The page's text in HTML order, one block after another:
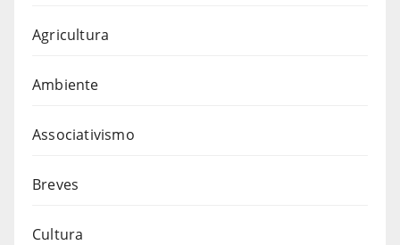
Agricultura
Ambiente
Associativismo
Breves
Cultura